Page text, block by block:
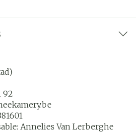
92
Annelies Van Lerberghe